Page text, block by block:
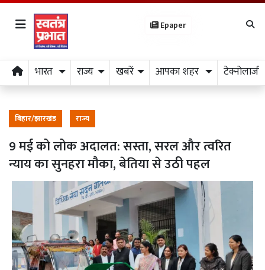
Epaper
भारत राज्य खबरें आपका शहर टेक्नोलाजी
बिहार/झारखंड राज्य
9 मई को लोक अदालत: सस्ता, सरल और त्वरित
न्याय का सुनहरा मौका, बेतिया से उठी पहल